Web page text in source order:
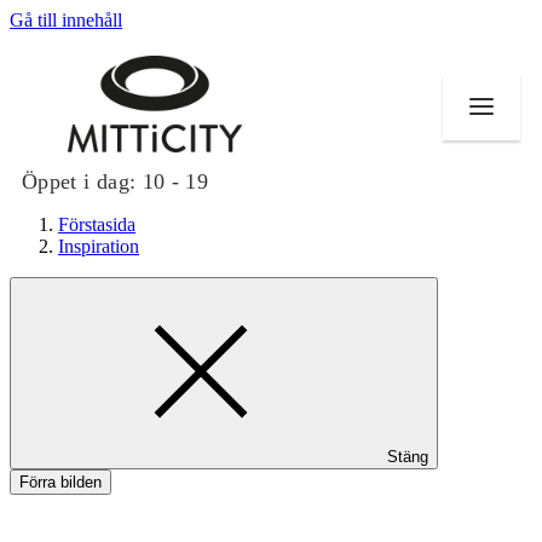
Gå till innehåll
Öppet i dag: 10 - 19
Evenemang
Inspiration
Förstasida
Inspiration
Stäng
Förra bilden